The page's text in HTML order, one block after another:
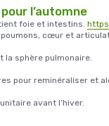
l’automne
foie et intestins.
cœur et
la sphère pulmonaire.
pour reminéraliser et
avant l’hiver.